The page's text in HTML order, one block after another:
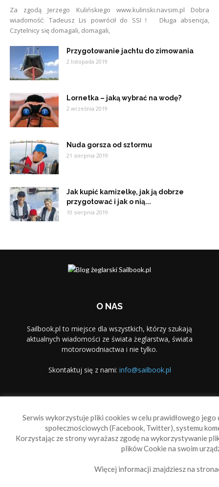
Za zgodą Jerzego Kulińskiego www.kulinski.navsim.pl Dobra
wiadomość: Tadeusz Lis powrócił do SSI ! Długa absencja,
Czytelnicy się domagali, domagali,
Przygotowanie jachtu do zimowania
2 listopada 2019
Lornetka – jaką wybrać na wodę?
2 września 2019
Nuda gorsza od sztormu
21 sierpnia 2019
Jak kupić kamizelkę, jak ją dobrze
przygotować i jak o nią...
10 sierpnia 2019
O NAS
Sailbook.pl to miejsce dla wszystkich, którzy szukają
aktualnych wiadomości ze świata żeglarstwa, świata
motorowodniactwa i nie tylko.
Skontaktuj się z nami: info@sailbook.pl
Reklama
Polityka prywatności
Serwis wykorzystuje pliki cookies w celu prawidłowego
społecznościowych (Facebook, Twitter), systemu
Korzystając ze strony wyrażasz zgodę na wykorzystywanie
plików Cookie na swoim
Więcej informacji znajdziesz na